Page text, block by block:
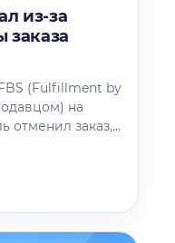
из-за
(Fulfillment by
на
отменил заказ,